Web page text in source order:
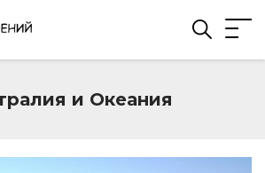
и Океания